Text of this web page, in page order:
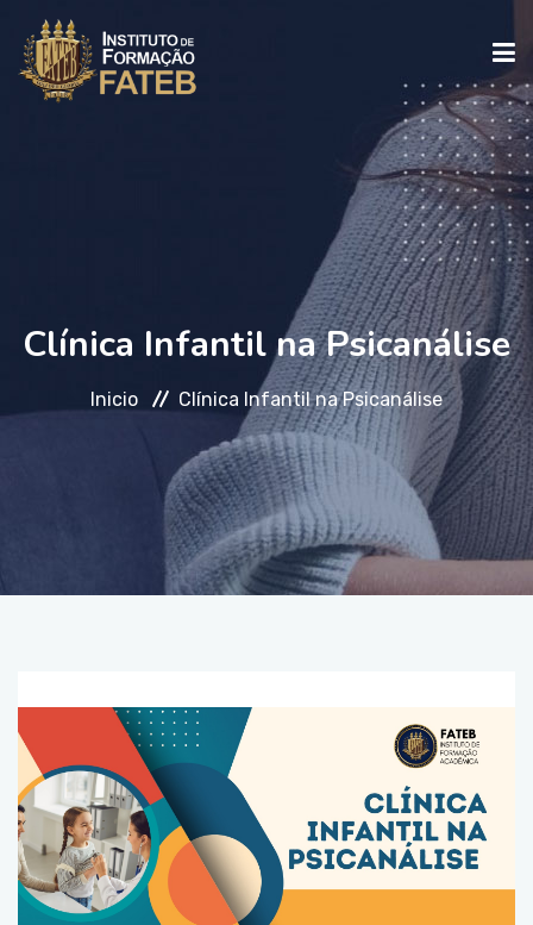
FALE CONOSCO
Clínica Infantil na Psicanálise
Inicio Clínica Infantil na Psicanálise